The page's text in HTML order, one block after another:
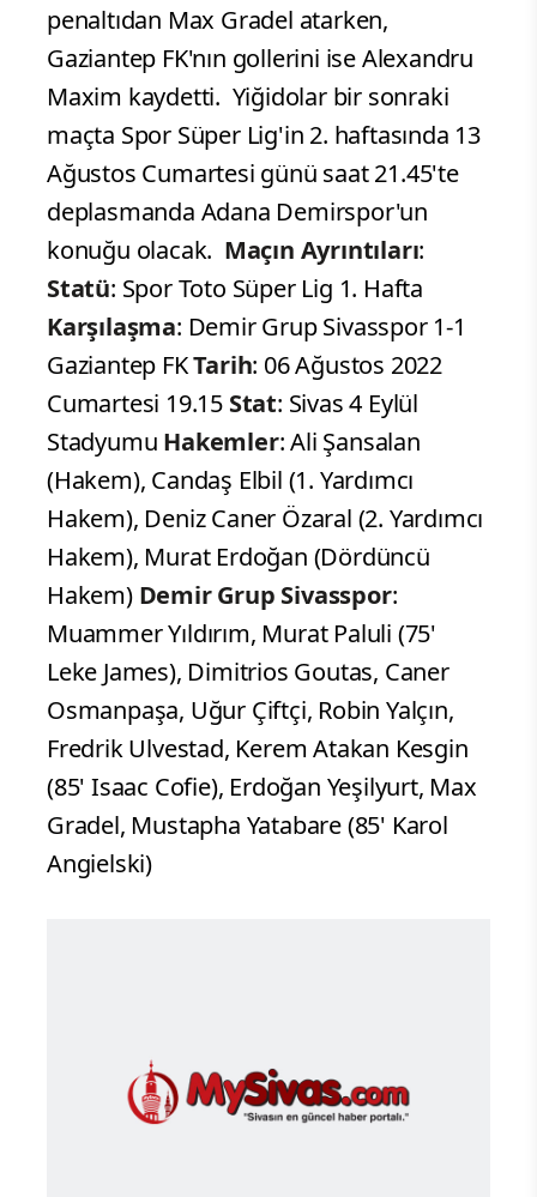
penaltıdan Max Gradel atarken,
Gaziantep FK'nın gollerini ise Alexandru
Maxim kaydetti. Yiğidolar bir sonraki
maçta Spor Süper Lig'in 2. haftasında 13
Ağustos Cumartesi günü saat 21.45'te
deplasmanda Adana Demirspor'un
konuğu olacak. Maçın Ayrıntıları:
Statü: Spor Toto Süper Lig 1. Hafta
Karşılaşma: Demir Grup Sivasspor 1-1
Gaziantep FKTarih: 06 Ağustos 2022
Cumartesi 19.15 Stat: Sivas 4 Eylül
Stadyumu Hakemler: Ali Şansalan
(Hakem), Candaş Elbil (1. Yardımcı
Hakem), Deniz Caner Özaral (2. Yardımcı
Hakem), Murat Erdoğan (Dördüncü
Hakem) Demir Grup Sivasspor:
Muammer Yıldırım, Murat Paluli (75'
Leke James), Dimitrios Goutas, Caner
Osmanpaşa, Uğur Çiftçi, Robin Yalçın,
Fredrik Ulvestad, Kerem Atakan Kesgin
(85' Isaac Cofie), Erdoğan Yeşilyurt, Max
Gradel, Mustapha Yatabare (85' Karol
Angielski)